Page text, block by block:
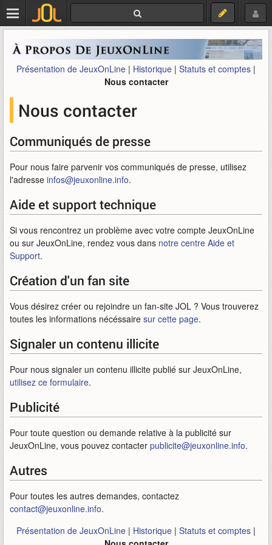
Présentation de JeuxOnLine | Historique | Statuts et comptes |
Nous contacter
Nous contacter
Communiqués de presse
Pour nous faire parvenir vos communiqués de presse, utilisez
l'adresse infos@jeuxonline.info.
Aide et support technique
Si vous rencontrez un problème avec votre compte JeuxOnLine
ou sur JeuxOnLine, rendez vous dans notre centre Aide et
Support.
Création d'un fan site
Vous désirez créer ou rejoindre un fan-site JOL ? Vous trouverez
toutes les informations nécéssaire sur cette page.
Signaler un contenu illicite
Pour nous signaler un contenu illicite publié sur JeuxOnLine,
utilisez ce formulaire.
Publicité
Pour toute question ou demande relative à la publicité sur
JeuxOnLine, vous pouvez contacter publicite@jeuxonline.info.
Autres
Pour toutes les autres demandes, contactez
contact@jeuxonline.info.
Présentation de JeuxOnLine | Historique | Statuts et comptes |